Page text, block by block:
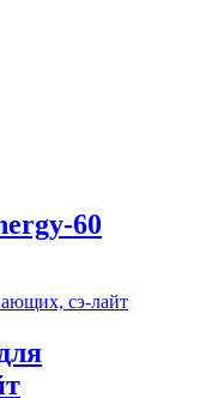
60